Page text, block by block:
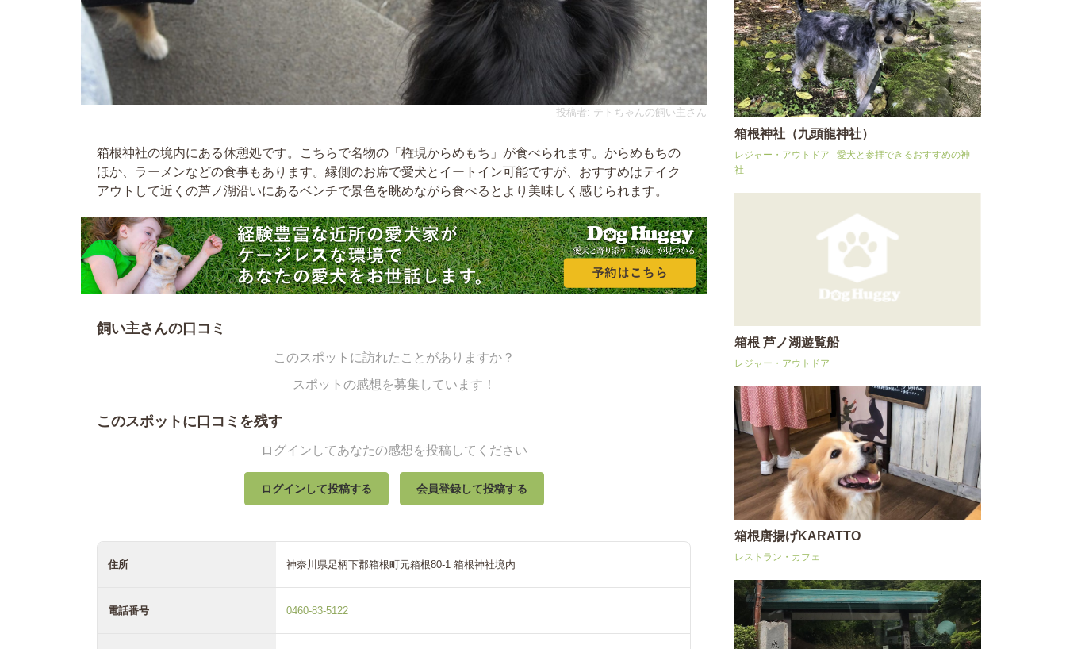
投稿者: テトちゃんの飼い主さん
箱根神社の境内にある休憩処です。こちらで名物の「権現からめもち」が食べられます。からめもちの
ほか、ラーメンなどの食事もあります。縁側のお席で愛犬とイートイン可能ですが、おすすめはテイク
アウトして近くの芦ノ湖沿いにあるベンチで景色を眺めながら食べるとより美味しく感じられます。
飼い主さんの口コミ
このスポットに訪れたことがありますか？
スポットの感想を募集しています！
このスポットに口コミを残す
ログインしてあなたの感想を投稿してください
ログインして投稿する 会員登録して投稿する
住所 神奈川県足柄下郡箱根町元箱根80-1 箱根神社境内
電話番号 0460-83-5122
箱根神社（九頭龍神社）
レジャー・アウトドア
愛犬と参拝できるおすすめの神
社
箱根 芦ノ湖遊覧船
レジャー・アウトドア
箱根唐揚げKARATTO
レストラン・カフェ